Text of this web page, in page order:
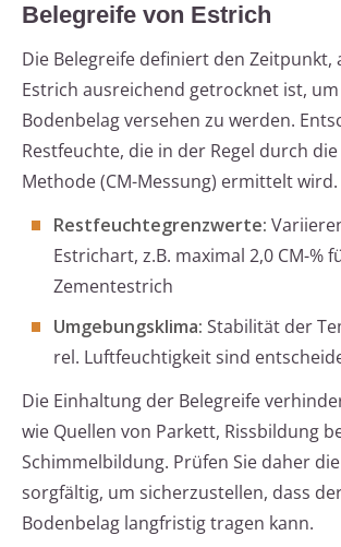
Belegreife von Estrich
Die Belegreife definiert den Zeitpunkt,
Estrich ausreichend getrocknet ist,
Bodenbelag versehen zu werden.
Restfeuchte, die in der Regel durch
Methode (CM-Messung) ermittelt wird.
Restfeuchtegrenzwerte:
Estrichart, z.B. maximal 2,0 CM-%
Zementestrich
Umgebungsklima: Stabilität der
rel. Luftfeuchtigkeit sind
Die Einhaltung der Belegreife
wie Quellen von Parkett, Rissbildung
Schimmelbildung. Prüfen Sie daher
sorgfältig, um sicherzustellen, dass
Bodenbelag langfristig tragen kann.